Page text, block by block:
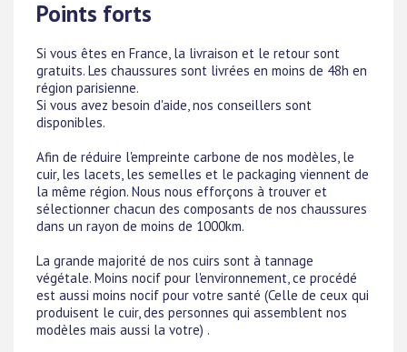
Points forts
Si vous êtes en France, la livraison et le retour sont
gratuits. Les chaussures sont livrées en moins de 48h en
région parisienne.
Si vous avez besoin d'aide, nos conseillers sont
disponibles.
Afin de réduire l'empreinte carbone de nos modèles, le
cuir, les lacets, les semelles et le packaging viennent de
la même région. Nous nous efforçons à trouver et
sélectionner chacun des composants de nos chaussures
dans un rayon de moins de 1000km.
La grande majorité de nos cuirs sont à tannage
végétale. Moins nocif pour l'environnement, ce procédé
est aussi moins nocif pour votre santé (Celle de ceux qui
produisent le cuir, des personnes qui assemblent nos
modèles mais aussi la votre) .